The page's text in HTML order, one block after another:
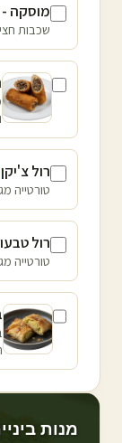
מוסקה
שכבות
רול צ'יקן
טורטייה
רול
טורטייה
מנות